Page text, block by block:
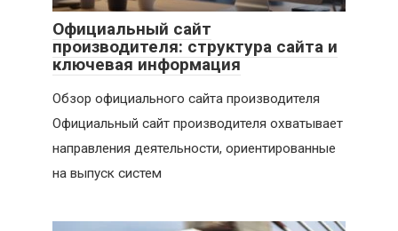
Официальный сайт
производителя: структура сайта и
ключевая информация
Обзор официального сайта производителя
Официальный сайт производителя охватывает
направления деятельности, ориентированные
на выпуск систем